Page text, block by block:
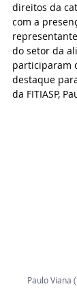
direitos da
com a
do setor da
participaram
destaque
da FITIASP,
Paulo Viana